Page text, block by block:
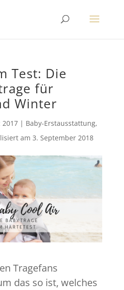
Test: Die
für
Winter
2017| Baby-Erstausstattung,
am 3. September 2018
Tragefans
das so ist, welches